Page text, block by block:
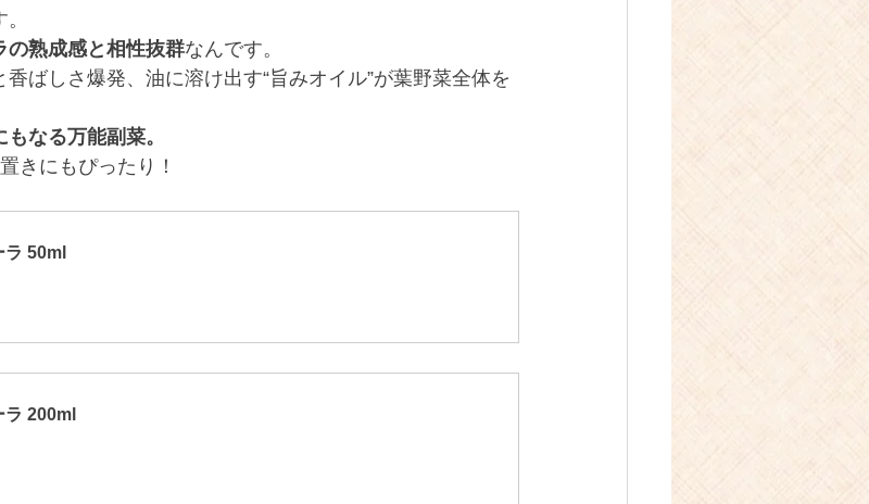
の熟成感と相性抜群なんです。
ばしさ爆発、油に溶け出す“旨みオイル”が葉野菜全体を
なる万能副菜。
きにもぴったり！
50ml
200ml